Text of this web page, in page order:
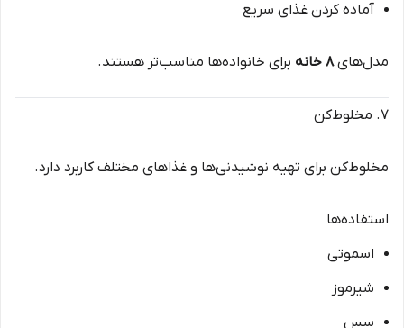
آماده کردن غذای سریع
مدل‌های۸ خانه برای خانواده‌ها مناسب‌تر هستند.
۷. مخلوط‌کن
مخلوط‌کن برای تهیه نوشیدنی‌ها و غذاهای مختلف کاربرد دارد.
استفاده‌ها
اسموتی
شیرموز
سس